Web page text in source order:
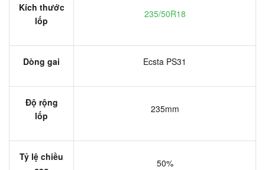
Kích thước
lốp
235/50R18
Dòng gai Ecsta PS31
Độ rộng
lốp
235mm
Tỷ lệ chiều
50%